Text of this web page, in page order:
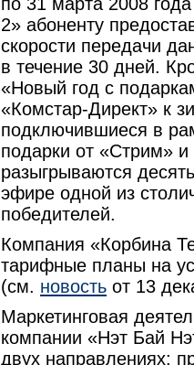
2» абоненту
скорости передачи
в течение 30 дней.
«Новый год с
«Комстар-Директ» к
подключившиеся в
подарки от «Стрим» и
разыгрываются
эфире одной из
победителей.
Компания «Корбина
тарифные планы на
(см. новость от 13
Маркетинговая
компании «Нэт Бай
двух направлениях: